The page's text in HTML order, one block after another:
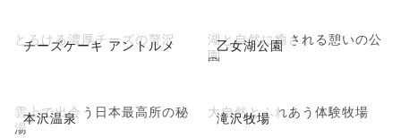
チーズケーキ アントルメ
とろける濃厚チーズの贅沢 乙女湖公園
湖と自然に癒される憩いの公
園
本沢温泉
雲上で出会う日本最高所の秘
湯
滝沢牧場
大自然とふれあう体験牧場